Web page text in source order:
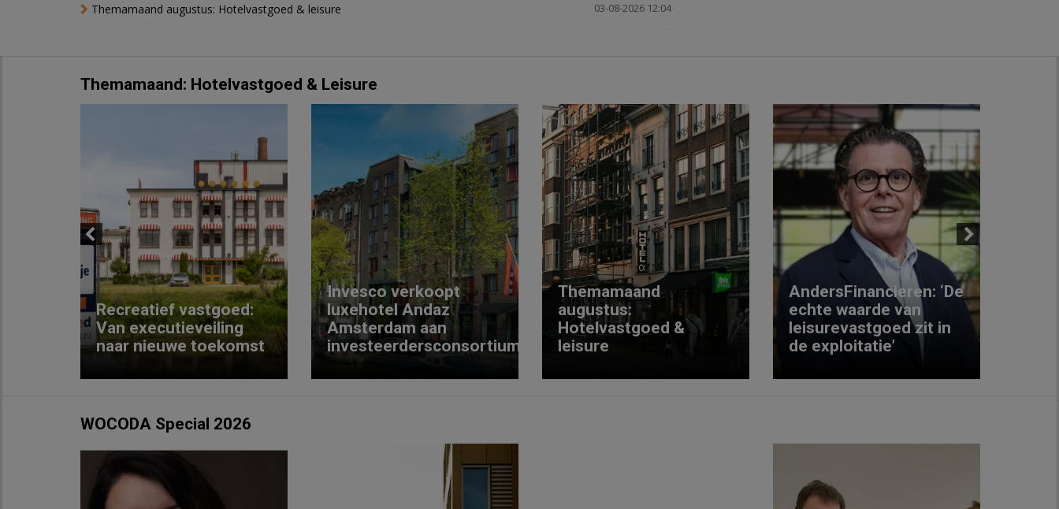
03-08-2026 12:04
Themamaand augustus: Hotelvastgoed & leisure
Themamaand: Hotelvastgoed & Leisure
Previous
Recreatief vastgoed:
Van executieveiling
naar nieuwe toekomst
Invesco verkoopt
luxehotel Andaz
Amsterdam aan
investeerdersconsortium
Themamaand
augustus:
Hotelvastgoed &
leisure
AndersFinancieren: ‘De
echte waarde van
leisurevastgoed zit in
de exploitatie’
Next
WOCODA Special 2026